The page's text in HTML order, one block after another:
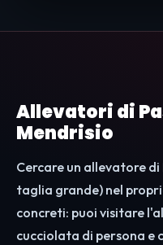
Allevatori di
Mendrisio
Cercare un allevatore di
taglia grande) nel
concreti: puoi visitare
cucciolata di persona e